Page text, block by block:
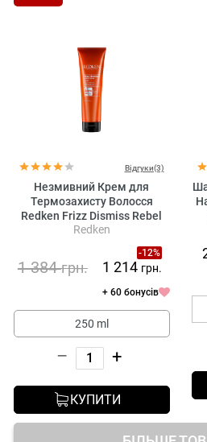
Відгуки(3)
Незмивний Крем для
Термозахисту Волосся
Redken Frizz Dismiss Rebel
Tame
Redken
-12%
1 384грн. 1 214 грн.
+ 60 бонусів
250 ml
– +
КУПИТИ